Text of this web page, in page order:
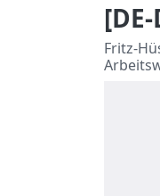
Fritz-